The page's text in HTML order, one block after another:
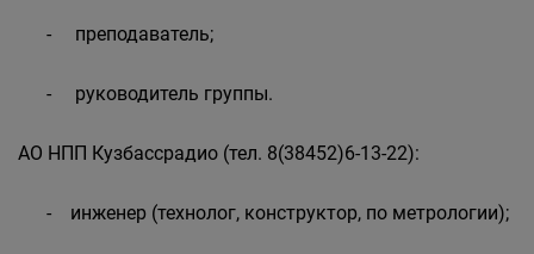
- преподаватель;
- руководитель группы.
АО НПП Кузбассрадио (тел. 8(38452)6-13-22):
- инженер (технолог, конструктор, по метрологии);